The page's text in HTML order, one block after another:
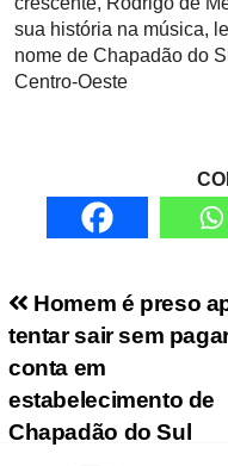
sua história na música,
nome de Chapadão do
Centro-Oeste
Navegação
Homem é preso
tentar sair sem
conta em
estabelecimento de
Chapadão do Sul